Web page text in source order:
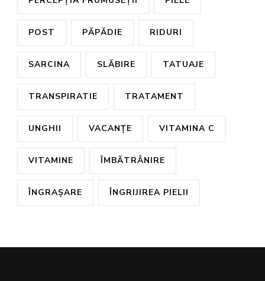
POST PĂPĂDIE RIDURI
SARCINA SLĂBIRE TATUAJE
TRANSPIRATIE TRATAMENT
UNGHII VACANȚE VITAMINA C
VITAMINE ÎMBĂTRÂNIRE
ÎNGRAȘARE ÎNGRIJIREA PIELII